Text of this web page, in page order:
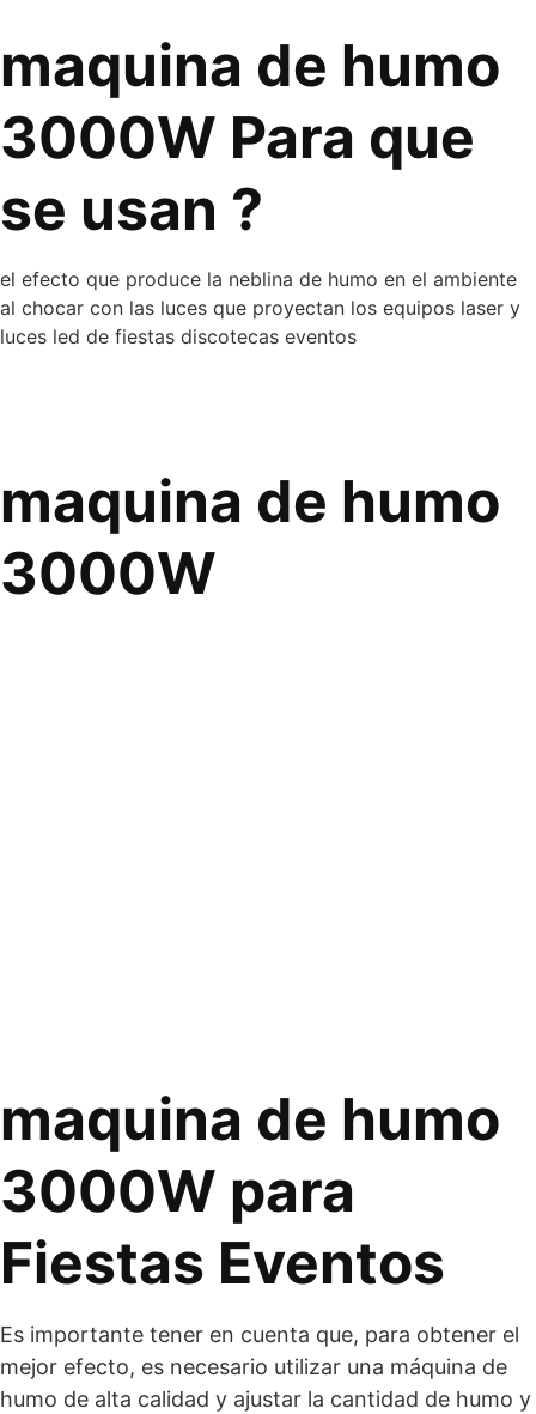
maquina de humo
3000W Para que
se usan ?
el efecto que produce la neblina de humo en el ambiente
al chocar con las luces que proyectan los equipos laser y
luces led de fiestas discotecas eventos
maquina de humo
3000W
maquina de humo
3000W para
Fiestas Eventos
Es importante tener en cuenta que, para obtener el
mejor efecto, es necesario utilizar una máquina de
humo de alta calidad y ajustar la cantidad de humo y